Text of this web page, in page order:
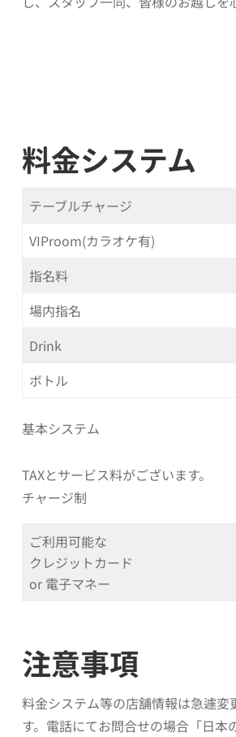
料金システム
テーブルチャージ
VIProom(カラオケ有)
指名料
場内指名
Drink
ボトル
基本システム
TAXとサービス料がございます。
チャージ制
ご利用可能な
クレジットカード
or 電子マネー
注意事項
料金システム等の店舗情報は急遽
す。電話にてお問合せの場合「日